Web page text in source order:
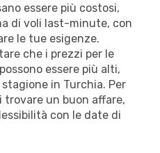
essere più costosi,
di voli last-minute, con
le tue esigenze.
che i prezzi per le
essere più alti,
in Turchia. Per
trovare un buon affare,
con le date di